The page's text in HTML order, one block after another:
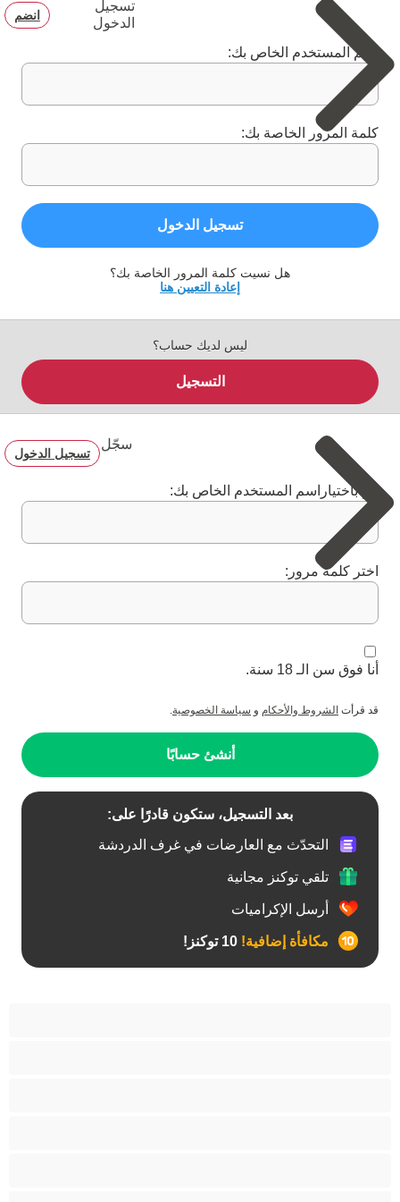
تسجيل
الدخول
انضم
اسم المستخدم الخاص بك:
كلمة المرور الخاصة بك:
تسجيل الدخول
هل نسيت كلمة المرور الخاصة بك؟
إعادة التعيين هنا
ليس لديك حساب؟
التسجيل
سجّل
تسجيل الدخول
قم باختياراسم المستخدم الخاص بك:
اختر كلمة مرور:
أنا فوق سن الـ 18 سنة.
قد قرأت الشروط والأحكام و سياسة الخصوصية.
أنشئ حسابًا
بعد التسجيل، ستكون قادرًا على:
التحدّث مع العارضات في غرف الدردشة
تلقي توكنز مجانية
أرسل الإكراميات
مكافأة إضافية!